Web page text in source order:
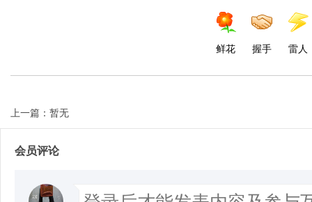
鲜花 握手 雷人
上一篇：暂无
会员评论